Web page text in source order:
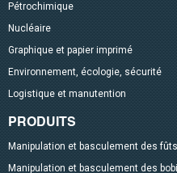
Pétrochimique
Nucléaire
Graphique et papier imprimé
Environnement, écologie, sécurité
Logistique et manutention
PRODUITS
Manipulation et basculement des fûts
Manipulation et basculement des